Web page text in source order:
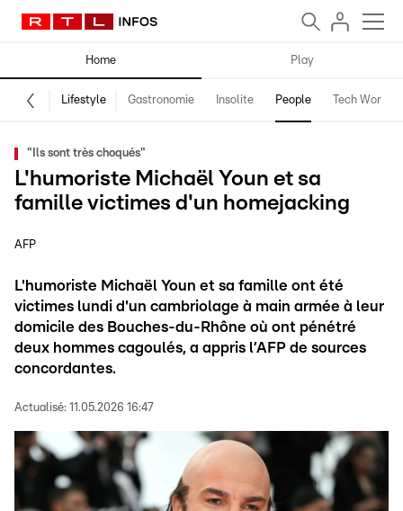
Home Play
Lifestyle Gastronomie Insolite People Tech World
"Ils sont très choqués"
L'humoriste Michaël Youn et sa
famille victimes d'un homejacking
AFP
L'humoriste Michaël Youn et sa famille ont été
victimes lundi d'un cambriolage à main armée à leur
domicile des Bouches-du-Rhône où ont pénétré
deux hommes cagoulés, a appris l’AFP de sources
concordantes.
Actualisé: 11.05.2026 16:47